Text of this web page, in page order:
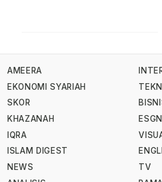
AMEERA
EKONOMI SYARIAH
SKOR
KHAZANAH
IQRA
ISLAM DIGEST
NEWS
TV